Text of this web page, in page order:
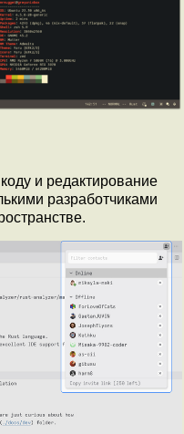
и редактирование
разработчиками